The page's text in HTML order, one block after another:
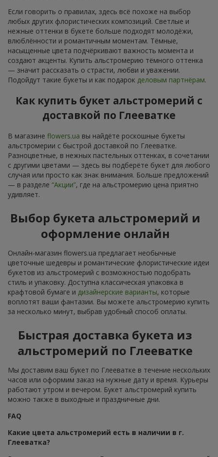
Если говорить о правилах, здесь всё похоже на выбор
любых других флористических композиций. Светлые и
нежные оттенки в букете больше подходят молодёжи,
влюблённости и романтичным моментам. Тёмные,
насыщенные цвета подчёркивают важность момента и
создают акценты. Купить альстромерию тёмного оттенка
— значит рассказать о страсти, любви и уважении.
Подойдут такие букеты и как подарок деловым партнёрам.
Как купить букет альстромерий с
доставкой по Глееватке
В магазине flowers.ua вы найдёте роскошные букеты
альстромерии с быстрой доставкой по Глееватке.
Разноцветные, в нежных пастельных оттенках, в сочетании
с другими цветами — здесь вы подберёте букет для любого
случая или просто как знак внимания. Больше предложений
— в разделе “Акции”, где на альстромерию цена приятно
удивляет.
Выбор букета альстромерий и
оформление онлайн
Онлайн-магазин flowers.ua предлагает необычные
цветочные шедевры и романтические флористические идеи
букетов из альстромерий с возможностью подобрать
стиль и упаковку. Доступна классическая упаковка в
крафтовой бумаге и дизайнерские варианты, которые
воплотят ваши фантазии. Вы можете альстромерию купить
за несколько минут, выбрав удобный способ оплаты.
Быстрая доставка букета из
альстромерий по Глееватке
Мы доставим ваш букет по Глееватке в течение нескольких
часов или оформим заказ на нужные дату и время. Курьеры
работают утром и вечером. Букет альстромерий купить
можно также в выходные и праздничные дни.
FAQ
Какие цвета альстромерий есть в наличии в г.
Глееватка?